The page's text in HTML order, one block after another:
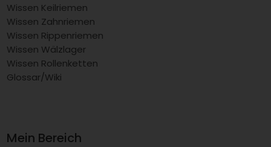
Wissen Keilriemen
Wissen Zahnriemen
Wissen Rippenriemen
Wissen Wälzlager
Wissen Rollenketten
Glossar/Wiki
Mein Bereich